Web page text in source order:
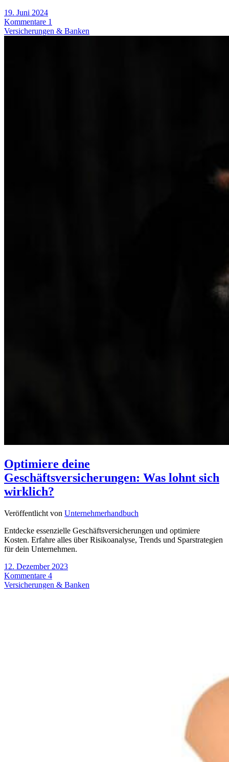
19. Juni 2024
Kommentare 1
Versicherungen & Banken
Optimiere deine
Geschäftsversicherungen: Was lohnt sich
wirklich?
Veröffentlicht von Unternehmerhandbuch
Entdecke essenzielle Geschäftsversicherungen und optimiere
Kosten. Erfahre alles über Risikoanalyse, Trends und Sparstrategien
für dein Unternehmen.
12. Dezember 2023
Kommentare 4
Versicherungen & Banken